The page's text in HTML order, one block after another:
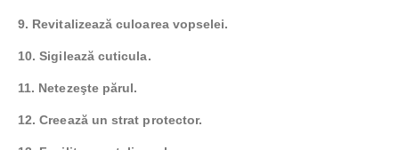
9. Revitalizează culoarea vopselei.
10. Sigilează cuticula.
11. Netezeşte părul.
12. Creează un strat protector.